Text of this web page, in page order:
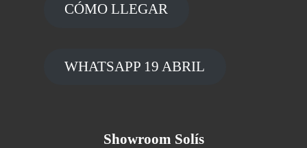
CÓMO LLEGAR
WHATSAPP 19 ABRIL
Showroom Solís